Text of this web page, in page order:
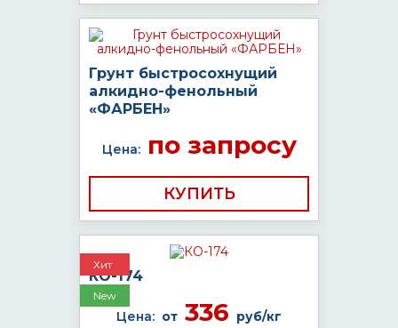
Грунт быстросохнущий
алкидно-фенольный
«ФАРБЕН»
Цена:по запросу
КУПИТЬ
Хит
New
КО-174
Цена: от 336 руб/кг